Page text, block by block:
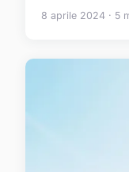
8 aprile 2024 · 5